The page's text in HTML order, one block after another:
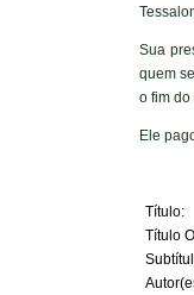
Sua
quem
o fim
Ele
Título:
Título